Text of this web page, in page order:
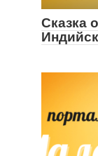
Сказка